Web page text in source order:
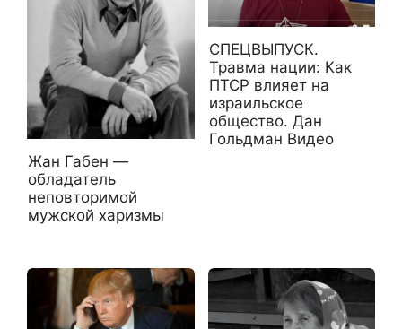
Жан Габен —
обладатель
неповторимой
мужской харизмы
СПЕЦВЫПУСК.
Травма нации: Как
ПТСР влияет на
израильское
общество. Дан
Гольдман Видео